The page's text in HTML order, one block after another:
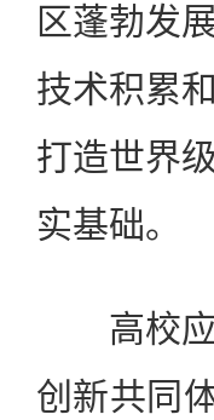
区蓬勃发
技术积累
打造世界
实基础。
高校应
创新共同